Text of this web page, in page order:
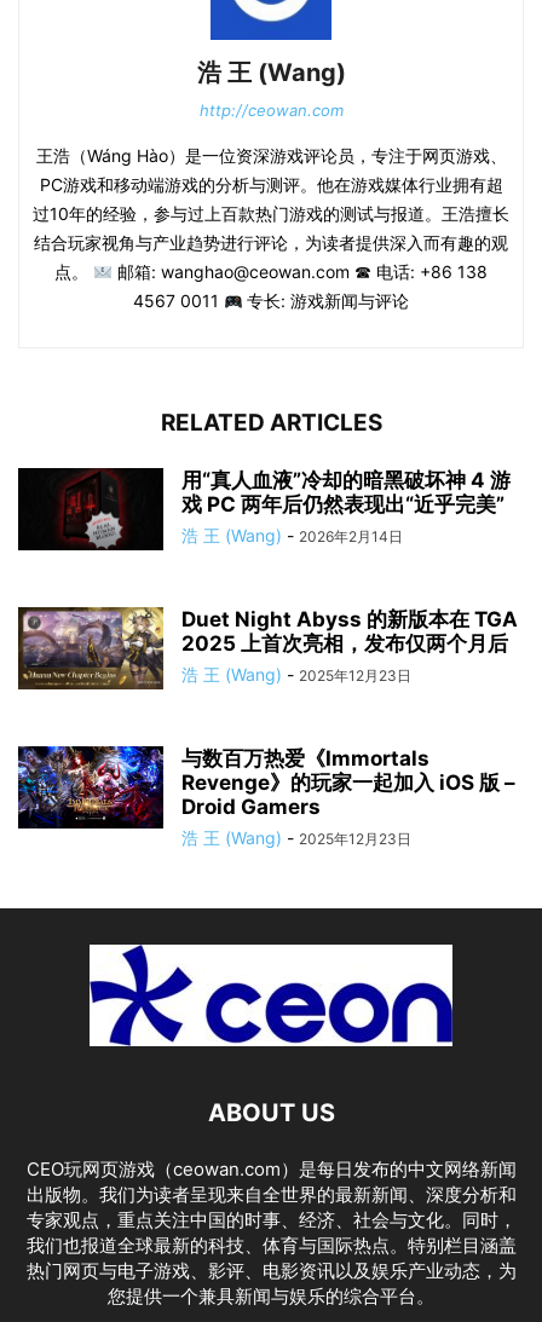
浩 王 (Wang)
http://ceowan.com
王浩（Wáng Hào）是一位资深游戏评论员，专注于网页游戏、
PC游戏和移动端游戏的分析与测评。他在游戏媒体行业拥有超
过10年的经验，参与过上百款热门游戏的测试与报道。王浩擅长
结合玩家视角与产业趋势进行评论，为读者提供深入而有趣的观
点。
邮箱: wanghao@ceowan.com ☎ 电话: +86 138
4567 0011
专长: 游戏新闻与评论
RELATED ARTICLES
用“真人血液”冷却的暗黑破坏神 4 游
戏 PC 两年后仍然表现出“近乎完美”
浩 王 (Wang) - 2026年2月14日
Duet Night Abyss 的新版本在 TGA
2025 上首次亮相，发布仅两个月后
浩 王 (Wang) - 2025年12月23日
与数百万热爱《Immortals
Revenge》的玩家一起加入 iOS 版 –
Droid Gamers
浩 王 (Wang) - 2025年12月23日
ABOUT US
CEO玩网页游戏（ceowan.com）是每日发布的中文网络新闻
出版物。我们为读者呈现来自全世界的最新新闻、深度分析和
专家观点，重点关注中国的时事、经济、社会与文化。同时，
我们也报道全球最新的科技、体育与国际热点。特别栏目涵盖
热门网页与电子游戏、影评、电影资讯以及娱乐产业动态，为
您提供一个兼具新闻与娱乐的综合平台。